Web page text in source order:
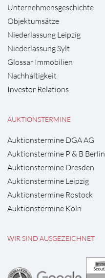
Unternehmensgeschichte
Objektumsätze
Niederlassung Leipzig
Niederlassung Sylt
Glossar Immobilien
Nachhaltigkeit
Investor Relations
AUKTIONSTERMINE
Auktionstermine DGA AG
Auktionstermine P & B Berlin
Auktionstermine Dresden
Auktionstermine Leipzig
Auktionstermine Rostock
Auktionstermine Köln
WIR SIND AUSGEZEICHNET